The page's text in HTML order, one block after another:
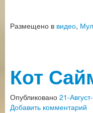
Размещено в видео,
Кот
Опубликовано 21-
Добавить комментарий